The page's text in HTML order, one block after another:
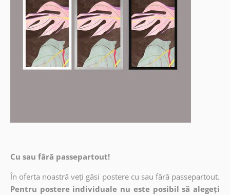
Cu sau fără passepartout!
În oferta noastră veți găsi postere cu sau fără passepartout.
Pentru postere individuale nu este posibil să alegeți